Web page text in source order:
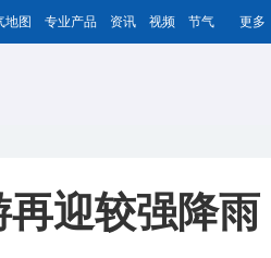
地图 专业产品 资讯 视频 节气 更多
迎较强降